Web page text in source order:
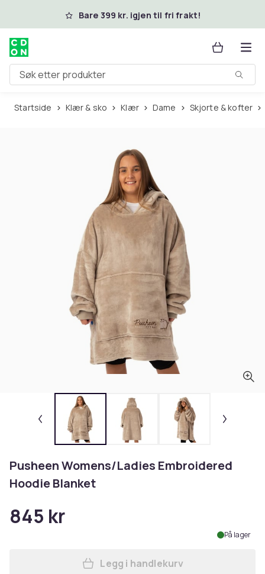
Hopp til hovedinnholdBare 399 kr. igjen til fri frakt!
Søk etter produkter
Startside Klær & sko Klær Dame Skjorte & kofter
Pusheen Womens/Ladies Embroidered
Hoodie Blanket
845 kr
På lager
Legg Pusheen Womens/
Legg i handlekurv